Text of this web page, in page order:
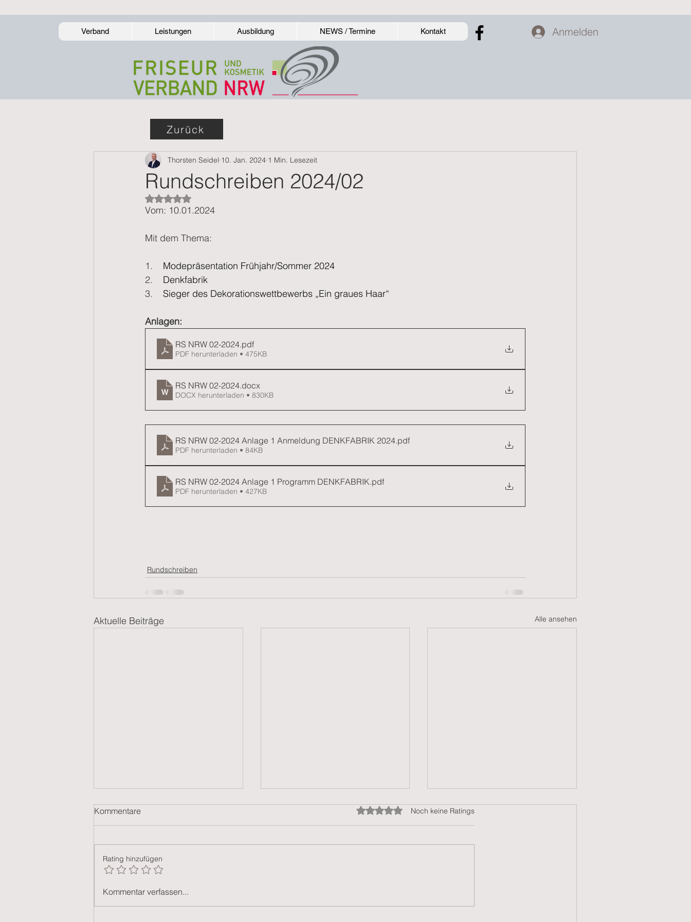
Verband Leistungen Ausbildung NEWS / Termine Kontakt Anmelden
Rundschreiben 2024/02
Thorsten Seidel 10. Jan. 2024 1 Min. Lesezeit
Mit NaN von 5 Sternen bewertet.
Vom: 10.01.2024
Mit dem Thema:
1. Modepräsentation Frühjahr/Sommer 2024
2. Denkfabrik
3. Sieger des Dekorationswettbewerbs „Ein graues Haar“
Anlagen:
RS NRW 02-2024.pdf
PDF herunterladen • 475KB
RS NRW 02-2024.docx
DOCX herunterladen • 830KB
RS NRW 02-2024 Anlage 1 Anmeldung DENKFABRIK 2024.pdf
PDF herunterladen • 84KB
RS NRW 02-2024 Anlage 1 Programm DENKFABRIK.pdf
PDF herunterladen • 427KB
Rundschreiben
Aktuelle Beiträge Alle ansehen
Rundschreiben 2025/21
Kommentare Mit 0 von 5 Sternen bewertet.
Noch keine Ratings
Rating hinzufügen
Kommentar verfassen...
Zurück